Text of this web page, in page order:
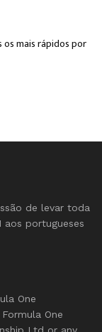
os mais rápidos por
de levar toda
portugueses
One
One